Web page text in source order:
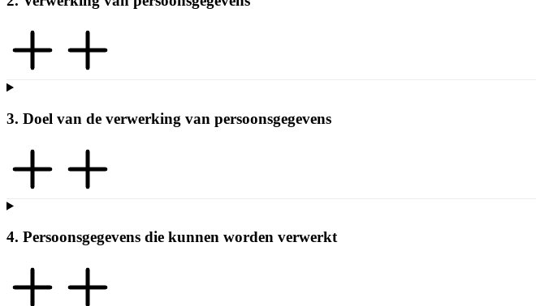
3. Doel van de verwerking van persoonsgegevens
4. Persoonsgegevens die kunnen worden verwerkt